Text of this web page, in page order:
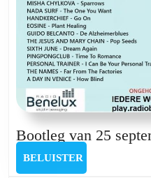
Bootleg van 25
BELUISTER